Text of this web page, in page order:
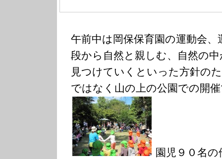
午前中は岡保保育園の運動会
段から自然と親しむ、自然の
見つけていくといった方針の
ではなく山の上の公園での開
園児９０名